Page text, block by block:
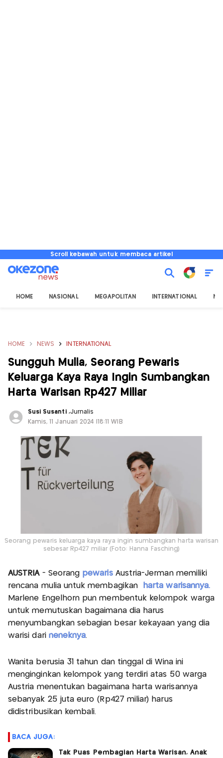
Scroll kebawah untuk membaca artikel
HOME NASIONAL MEGAPOLITAN INTERNATIONAL
HOME NEWS INTERNATIONAL
Sungguh Mulia, Seorang Pewaris
Keluarga Kaya Raya Ingin Sumbangkan
Harta Warisan Rp427 Miliar
Susi Susanti ,Jurnalis
Kamis, 11 Januari 2024 |18:11 WIB
Seorang pewaris keluarga kaya raya ingin sumbangkan harta warisan
sebesar Rp427 miliar (Foto: Hanna Fasching)
AUSTRIA - Seorang pewarisAustria-Jerman memiliki
rencana mulia untuk membagikan
harta warisannya.
Marlene Engelhorn pun membentuk kelompok warga
untuk memutuskan bagaimana dia harus
menyumbangkan sebagian besar kekayaan yang dia
warisi dari neneknya.
Wanita berusia 31 tahun dan tinggal di Wina ini
menginginkan kelompok yang terdiri atas 50 warga
Austria menentukan bagaimana harta warisannya
sebanyak 25 juta euro (Rp427 miliar) harus
didistribusikan kembali.
BACA JUGA:
Tak Puas Pembagian Harta Warisan, Anak